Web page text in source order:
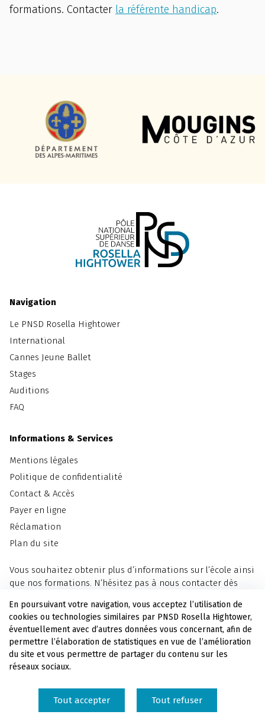
formations. Contacter la référente handicap.
Navigation
Le PNSD Rosella Hightower
International
Cannes Jeune Ballet
Stages
Auditions
FAQ
Informations & Services
Mentions légales
Politique de confidentialité
Contact & Accès
Payer en ligne
Réclamation
Plan du site
Vous souhaitez obtenir plus d’informations sur l’école ainsi
que nos formations. N’hésitez pas à nous contacter dès
Nous contacter
Soutenez l'école en versant votre taxe d'apprentissage au
En poursuivant votre navigation, vous acceptez l’utilisation de
cookies ou technologies similaires par PNSD Rosella Hightower,
éventuellement avec d’autres données vous concernant, afin de
permettre l’élaboration de statistiques en vue de l’amélioration
du site et vous permettre de partager du contenu sur les
réseaux sociaux.
Tout accepter Tout refuser